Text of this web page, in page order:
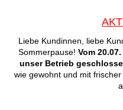
Liebe Kundinnen, liebe
Sommerpause! Vom
unser Betrieb
wie gewohnt und mit